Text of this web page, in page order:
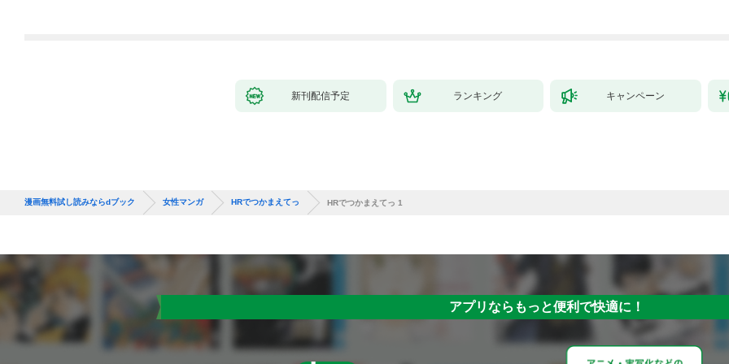
新刊配信予定 ランキング キャンペーン
漫画無料試し読みならdブック 女性マンガ HRでつかまえてっ HRでつかまえてっ 1
アプリならもっと便利で快適に！